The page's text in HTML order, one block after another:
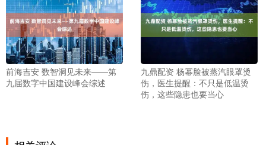
前海吉安 数智洞见未来——第
九届数字中国建设峰会综述
九鼎配资 杨幂脸被蒸汽眼罩烫
伤，医生提醒：不只是低温烫
伤，这些隐患也要当心